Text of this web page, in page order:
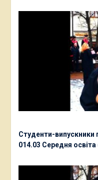
Студенти-випускники
014.03 Середня освіта